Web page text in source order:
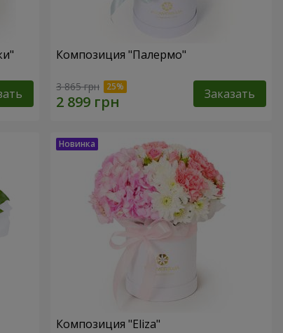
Композиция "Палермо"
3 865 грн Заказать
Композиция "Eliza"